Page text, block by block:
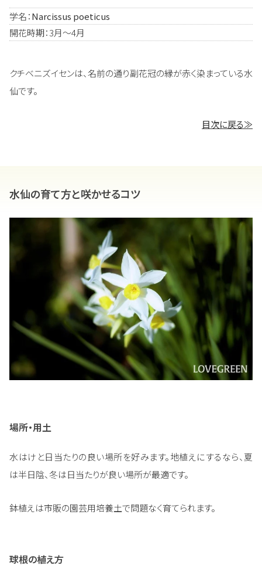
学名：Narcissus poeticus
開花時期：3月～4月
クチベニズイセンは、名前の通り副花冠の縁が赤く染まっている水
仙です。
目次に戻る≫
水仙の育て方と咲かせるコツ
場所・用土
水はけと日当たりの良い場所を好みます。地植えにするなら、夏
は半日陰、冬は日当たりが良い場所が最適です。
鉢植えは市販の園芸用培養土で問題なく育てられます。
球根の植え方